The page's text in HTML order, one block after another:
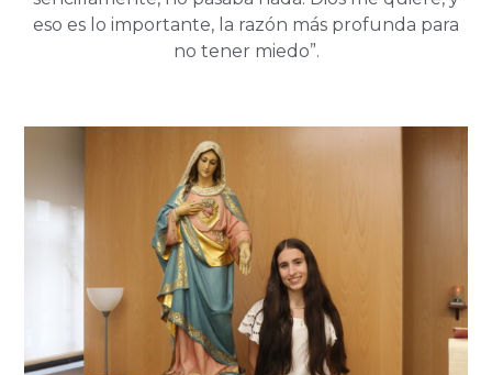
eso es lo importante, la razón más profunda para
no tener miedo”.